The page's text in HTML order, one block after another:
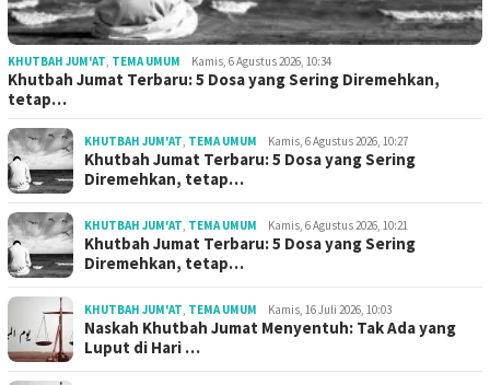
KHUTBAH JUM'AT, TEMA UMUM Kamis, 6 Agustus 2026, 10:34
Khutbah Jumat Terbaru: 5 Dosa yang Sering Diremehkan,
tetap…
KHUTBAH JUM'AT, TEMA UMUM Kamis, 6 Agustus 2026, 10:27
Khutbah Jumat Terbaru: 5 Dosa yang Sering
Diremehkan, tetap…
KHUTBAH JUM'AT, TEMA UMUM Kamis, 6 Agustus 2026, 10:21
Khutbah Jumat Terbaru: 5 Dosa yang Sering
Diremehkan, tetap…
KHUTBAH JUM'AT, TEMA UMUM Kamis, 16 Juli 2026, 10:03
Naskah Khutbah Jumat Menyentuh: Tak Ada yang
Luput di Hari …